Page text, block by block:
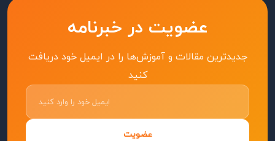
عضویت در خبرنامه
جدیدترین مقالات و آموزش‌ها را در ایمیل خود دریافت
کنید
عضویت